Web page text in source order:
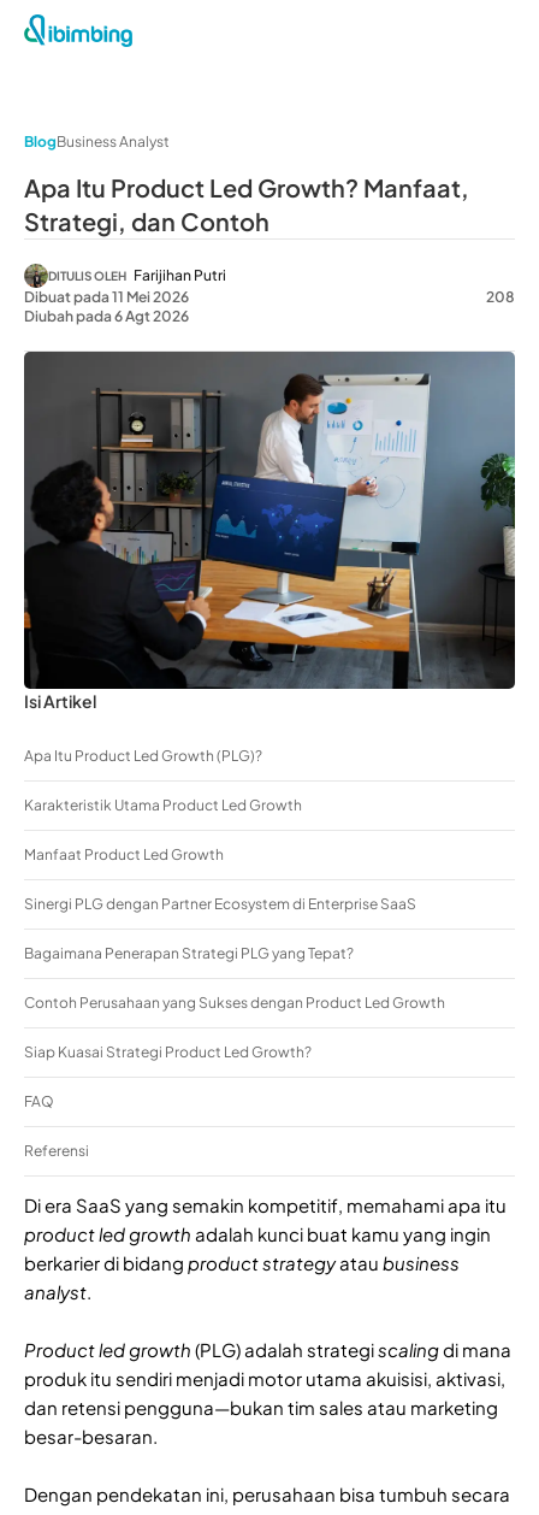
BlogBusiness Analyst
Apa Itu Product Led Growth? Manfaat,
Strategi, dan Contoh
DITULIS OLEH Farijihan Putri
Dibuat pada 11 Mei 2026
Diubah pada 6 Agt 2026
208
Isi Artikel
Apa Itu Product Led Growth (PLG)?
Karakteristik Utama Product Led Growth
Manfaat Product Led Growth
Sinergi PLG dengan Partner Ecosystem di Enterprise SaaS
Bagaimana Penerapan Strategi PLG yang Tepat?
Contoh Perusahaan yang Sukses dengan Product Led Growth
Siap Kuasai Strategi Product Led Growth?
FAQ
Referensi
Di era SaaS yang semakin kompetitif, memahami apa itu
product led growth adalah kunci buat kamu yang ingin
berkarier di bidang product strategyatau business
analyst.
Product led growth (PLG) adalah strategiscalingdi mana
produk itu sendiri menjadi motor utama akuisisi, aktivasi,
dan retensi pengguna—bukan tim sales atau marketing
besar-besaran.
Dengan pendekatan ini, perusahaan bisa tumbuh secara